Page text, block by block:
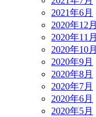
2021年6月
2020年12月
2020年11月
2020年10月
2020年9月
2020年8月
2020年7月
2020年6月
2020年5月